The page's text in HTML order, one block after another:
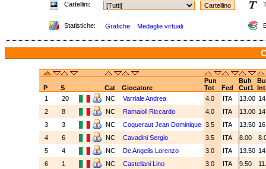
Cartellini:
Statistiche: Grafiche Medaglie virtuali
Pun Buh
P
S Cat Giocatore Tot Fed Cut1 Int
1
20 NC Varriale Andrea 4.0 ITA 13.00
2
8 NC Ramaioli Riccardo 4.0 ITA 13.00
3
3 NC Coqueraut Jean Dominique 3.5 ITA 13.50
4
6 NC Cavadini Sergio 3.5 ITA 8.00
5
4 NC De Angelis Lorenzo 3.0 ITA 13.50
6
1 NC Castellani Lino 3.0 ITA 9.50